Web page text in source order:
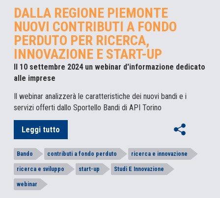
DALLA REGIONE PIEMONTE
NUOVI CONTRIBUTI A FONDO
PERDUTO PER RICERCA,
INNOVAZIONE E START-UP
Il 10 settembre 2024 un webinar d'informazione dedicato
alle imprese
Il webinar analizzerà le caratteristiche dei nuovi bandi e i
servizi offerti dallo Sportello Bandi di API Torino
Leggi tutto
Bando contributi a fondo perduto ricerca e innovazione
ricerca e sviluppo start-up Studi E Innovazione
webinar